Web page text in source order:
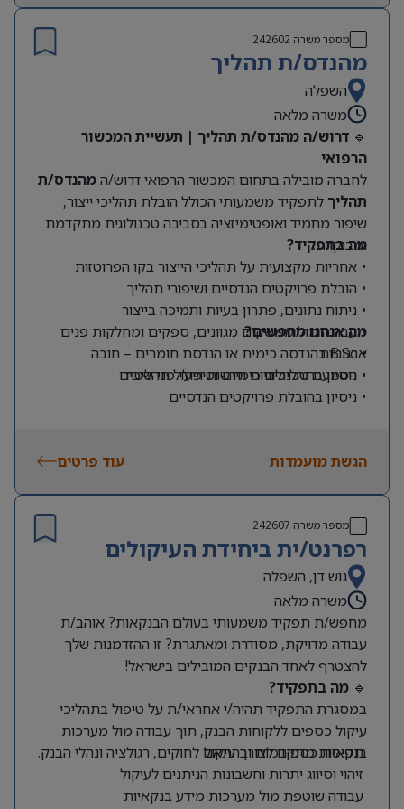
מספר משרה 242602
מהנדס/ת תהליך
השפלה
משרה מלאה
🔹 דרוש/ה מהנדס/ת תהליך | תעשיית המכשור
הרפואי
לחברה מובילה בתחום המכשור הרפואי דרוש/המהנדס/ת
תהליך לתפקיד משמעותי הכולל הובלת תהליכי ייצור,
שיפור מתמיד ואופטימיזציה בסביבה טכנולוגית מתקדמת
ומבוקרת.
מה בתפקיד?
• אחריות מקצועית על תהליכי הייצור בקו הפרוטזות
• הובלת פרויקטים הנדסיים ושיפורי תהליך
• ניתוח נתונים, פתרון בעיות ותמיכה בייצור
• עבודה מול ממשקים מגוונים, ספקים ומחלקות פנים
ארגוניות
• הטמעת טכנולוגיות חדשות וייעול תהליכים
מה אנחנו מחפשים?
• B.Sc בהנדסה כימית או הנדסת חומרים – חובה
• ניסיון בתהליכים כימיים וטיפולי פני שטח
• ניסיון בהובלת פרויקטים הנדסיים
• ניסיון בתעשיית המכשור הרפואי – יתרון
הגשת מועמדות עוד פרטים
מספר משרה 242607
רפרנט/ית ביחידת העיקולים
גוש דן, השפלה
משרה מלאה
מחפש/ת תפקיד משמעותי בעולם הבנקאות? אוהב/ת
עבודה מדויקת, מסודרת ומאתגרת? זו ההזדמנות שלך
להצטרף לאחד הבנקים המובילים בישראל!
🔹 מה בתפקיד?
במסגרת התפקיד תהיה/י אחראי/ת על טיפול בתהליכי
עיקול כספים ללקוחות הבנק, תוך עבודה מול מערכות
בנקאיות מתקדמות ובהתאם לחוקים, רגולציה ונהלי הבנק.
תפיסת כספים לצורך עיקול
זיהוי וסיווג יתרות וחשבונות הניתנים לעיקול
עבודה שוטפת מול מערכות מידע בנקאיות